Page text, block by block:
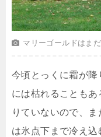
マリーゴールドはま
今頃とっくに霜が
には枯れることも
りていないので、
は氷点下まで冷え